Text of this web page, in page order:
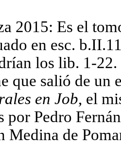
2015: Es el
en esc.
los lib. 1-22.
que salió de un
en Job, el
por Pedro
Medina de